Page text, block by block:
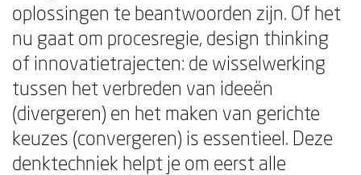
oplossingen te beantwoorden zijn. Of het
nu gaat om procesregie, design thinking
of innovatietrajecten: de wisselwerking
tussen het verbreden van ideeën
(divergeren) en het maken van gerichte
keuzes (convergeren) is essentieel. Deze
denktechniek helpt je om eerst alle